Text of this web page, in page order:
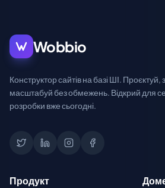
Wobbio
Конструктор сайтів на базі ШІ. Проєктуй,
масштабуй без обмежень. Відкрий для
розробки вже сьогодні.
Продукт